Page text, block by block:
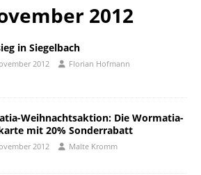
2012
in Siegelbach
2012 Florian Hofmann
Weihnachtsaktion: Die Wormatia-
mit 20% Sonderrabatt
2012 Malte Kromm